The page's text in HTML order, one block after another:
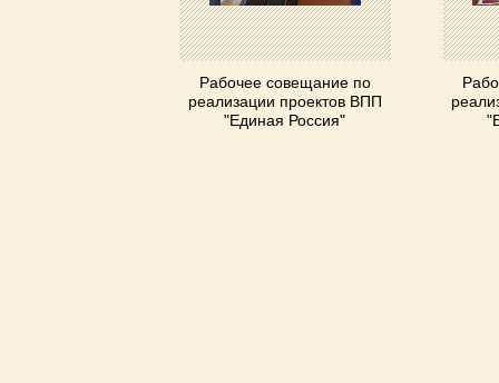
Рабочее совещание по
реализации проектов ВПП
"Единая Россия"